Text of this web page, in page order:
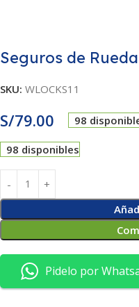
Seguros de
SKU: WLOCKS11
S/79.00 98
98 disponibles
Pidelo por